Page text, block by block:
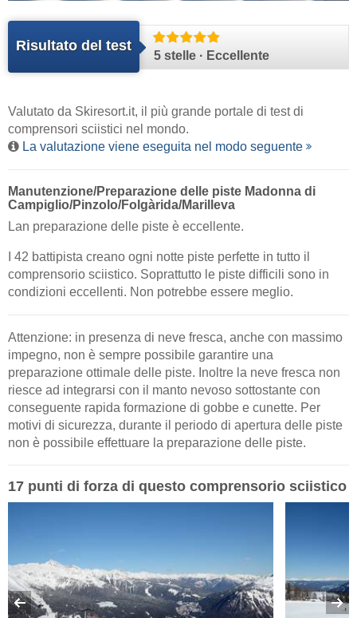
Risultato del test
5 stelle · Eccellente
Valutato da Skiresort.it, il più grande portale di test di
comprensori sciistici nel mondo.
La valutazione viene eseguita nel modo seguente
Manutenzione/Preparazione delle piste Madonna di
Campiglio/​Pinzolo/​Folgàrida/​Marilleva
Lan preparazione delle piste è eccellente.
I 42 battipista creano ogni notte piste perfette in tutto il
comprensorio sciistico. Soprattutto le piste difficili sono in
condizioni eccellenti. Non potrebbe essere meglio.
Attenzione: in presenza di neve fresca, anche con massimo
impegno, non è sempre possibile garantire una
preparazione ottimale delle piste. Inoltre la neve fresca non
riesce ad integrarsi con il manto nevoso sottostante con
conseguente rapida formazione di gobbe e cunette. Per
motivi di sicurezza, durante il periodo di apertura delle piste
non è possibile effettuare la preparazione delle piste.
17 punti di forza di questo comprensorio sciistico